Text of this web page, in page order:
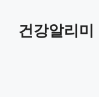
건강알리미